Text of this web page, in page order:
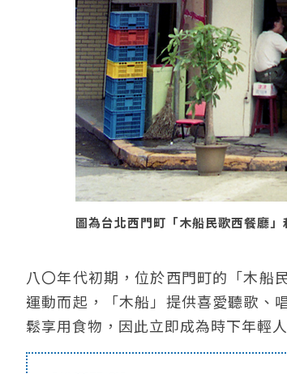
圖為台北西門町「木船民歌西餐廳
八〇年代初期，位於西門町的「木船
運動而起，「木船」提供喜愛聽歌、
鬆享用食物，因此立即成為時下年輕